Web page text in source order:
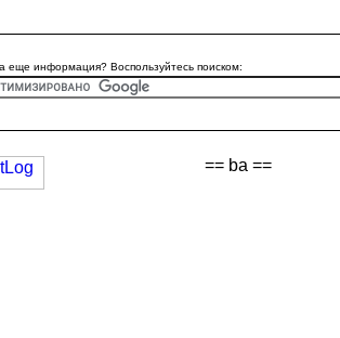
еще информация? Воспользуйтесь поиском:
== ba ==